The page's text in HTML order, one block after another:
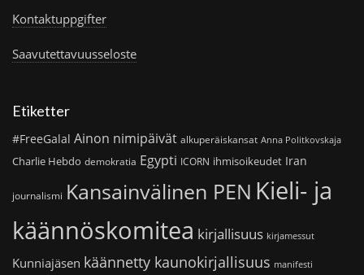
Kontaktuppgifter
Saavutettavuusseloste
Etiketter
#FreeGalal Ainon nimipäivät alkuperäiskansat Anna Politkovskaja
Charlie Hebdo demokratia Egypti ICORN ihmisoikeudet Iran
journalismi Kansainvälinen PEN Kieli- ja
käännöskomitea kirjallisuus kirjamessut
Kunniajäsen käännetty kaunokirjallisuus manifesti